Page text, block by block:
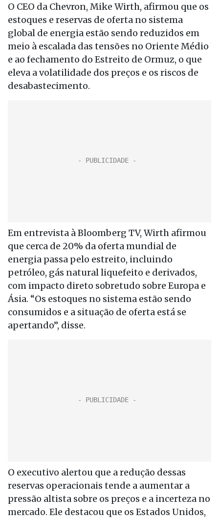
O CEO da Chevron, Mike Wirth, afirmou que os
estoques e reservas de oferta no sistema
global de energia estão sendo reduzidos em
meio à escalada das tensões no Oriente Médio
e ao fechamento do Estreito de Ormuz, o que
eleva a volatilidade dos preços e os riscos de
desabastecimento.
Em entrevista à Bloomberg TV, Wirth afirmou
que cerca de 20% da oferta mundial de
energia passa pelo estreito, incluindo
petróleo, gás natural liquefeito e derivados,
com impacto direto sobretudo sobre Europa e
Ásia. “Os estoques no sistema estão sendo
consumidos e a situação de oferta está se
apertando”, disse.
O executivo alertou que a redução dessas
reservas operacionais tende a aumentar a
pressão altista sobre os preços e a incerteza no
mercado. Ele destacou que os Estados Unidos,